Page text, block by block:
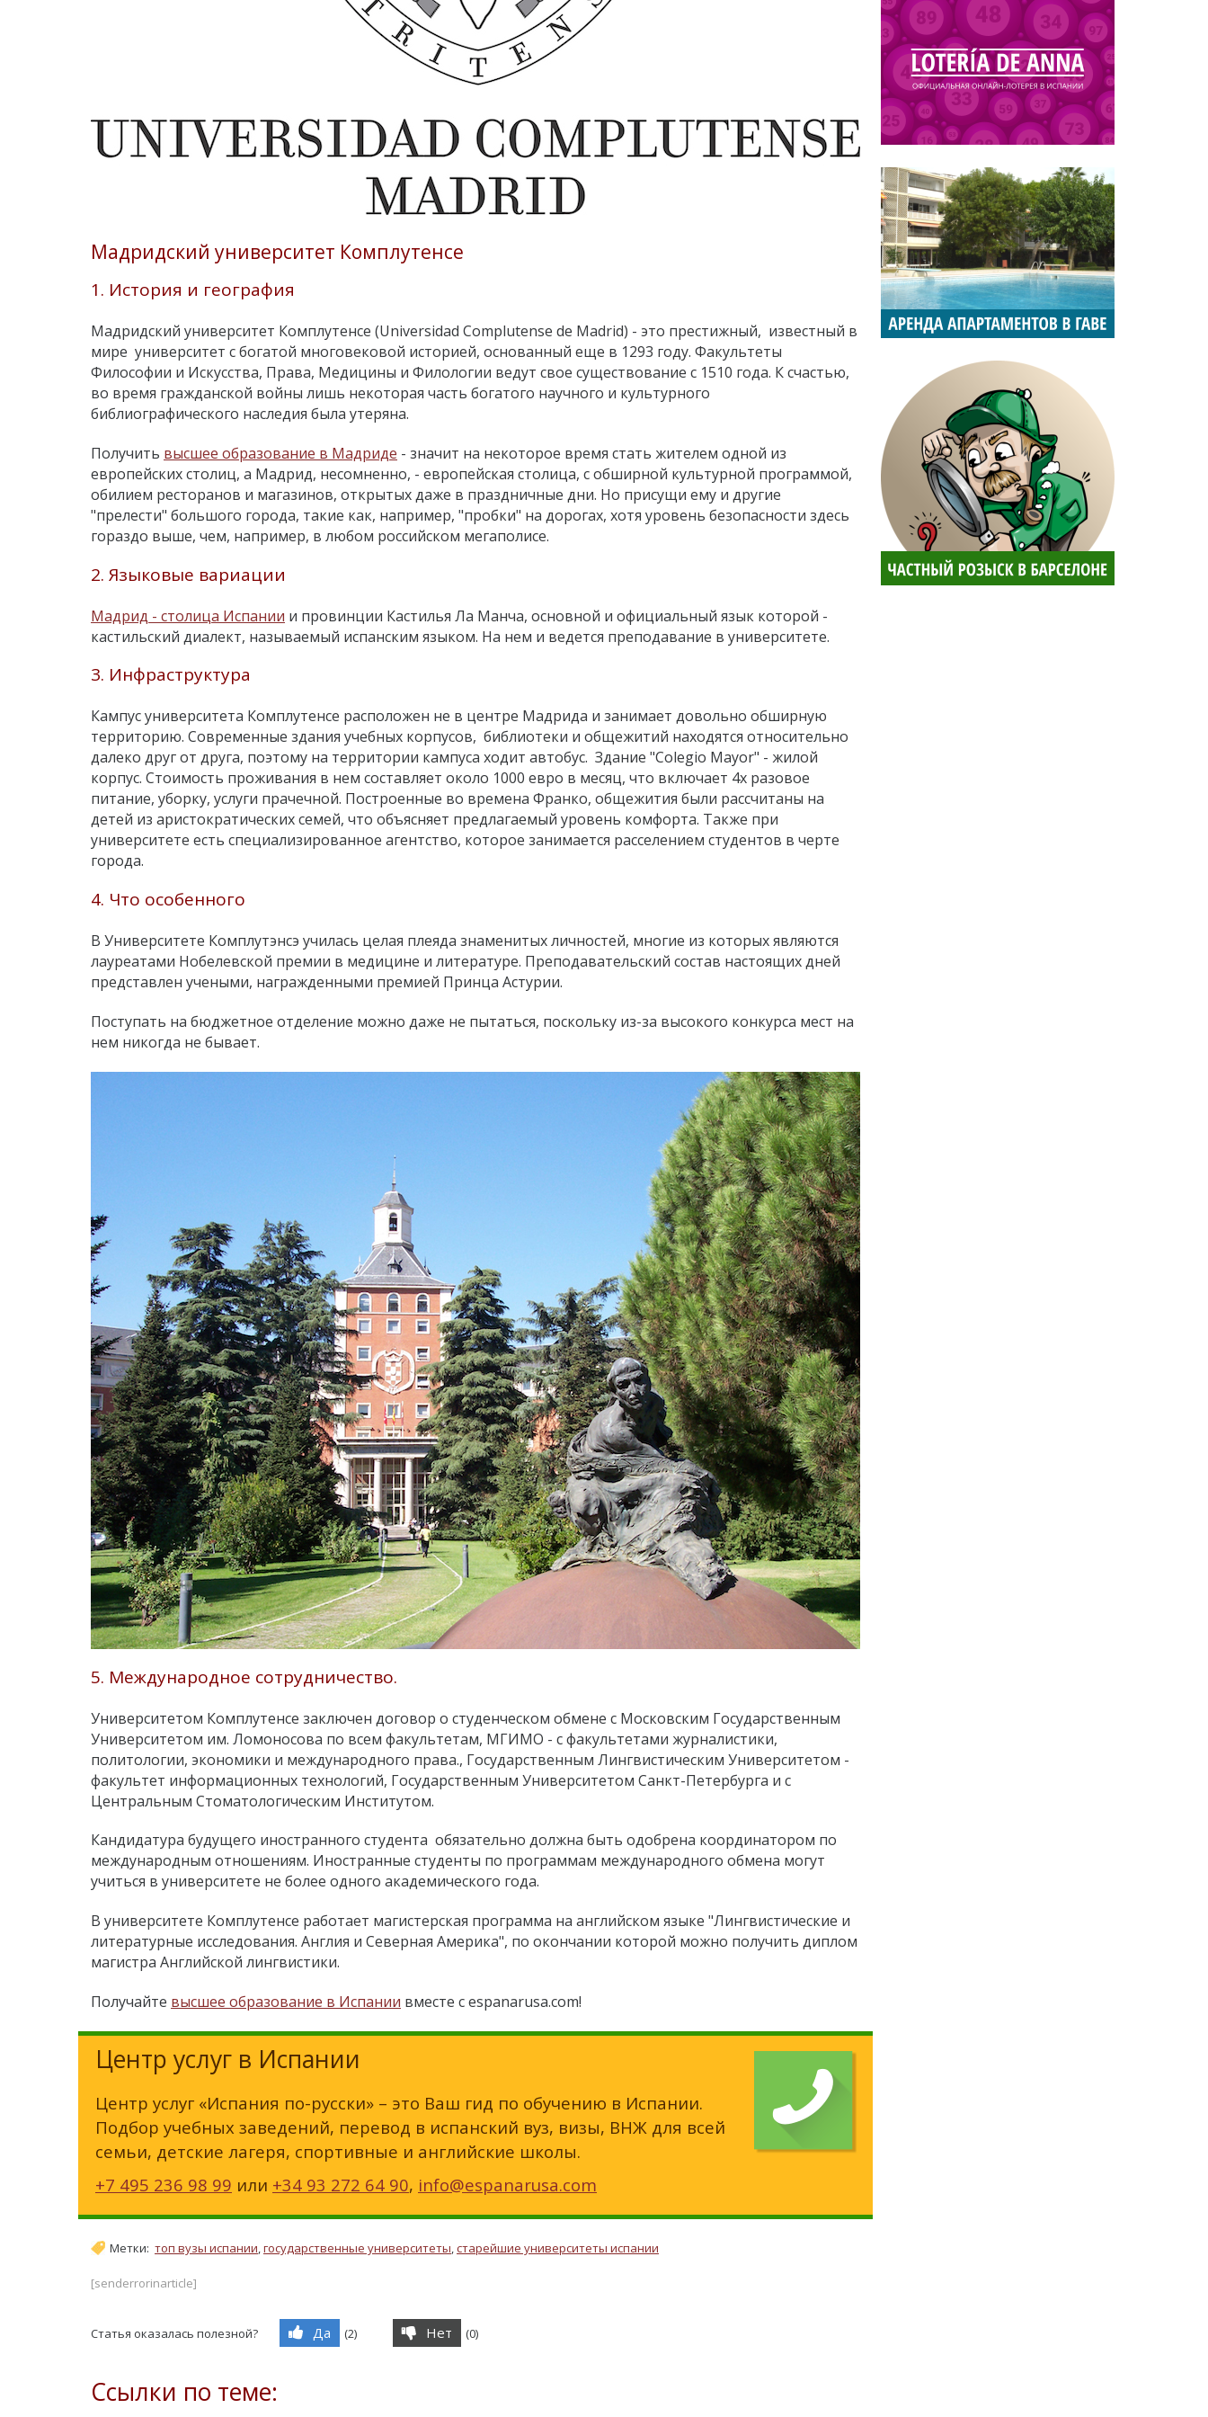
Мадридский университет Комплутенсе
1. История и география
Мадридский университет Комплутенсе (Universidad Complutense de Madrid) - это престижный, известный в
мире университет с богатой многовековой историей, основанный еще в 1293 году. Факультеты
Философии и Искусства, Права, Медицины и Филологии ведут свое существование с 1510 года. К счастью,
во время гражданской войны лишь некоторая часть богатого научного и культурного
библиографического наследия была утеряна.
Получить высшее образование в Мадриде - значит на некоторое время стать жителем одной из
европейских столиц, а Мадрид, несомненно, - европейская столица, с обширной культурной программой,
обилием ресторанов и магазинов, открытых даже в праздничные дни. Но присущи ему и другие
"прелести" большого города, такие как, например, "пробки" на дорогах, хотя уровень безопасности здесь
гораздо выше, чем, например, в любом российском мегаполисе.
2. Языковые вариации
Мадрид - столица Испании и провинции Кастилья Ла Манча, основной и официальный язык которой -
кастильский диалект, называемый испанским языком. На нем и ведется преподавание в университете.
3. Инфраструктура
Кампус университета Комплутенсе расположен не в центре Мадрида и занимает довольно обширную
территорию. Современные здания учебных корпусов, библиотеки и общежитий находятся относительно
далеко друг от друга, поэтому на территории кампуса ходит автобус. Здание "Colegio Mayor" - жилой
корпус. Стоимость проживания в нем составляет около 1000 евро в месяц, что включает 4х разовое
питание, уборку, услуги прачечной. Построенные во времена Франко, общежития были рассчитаны на
детей из аристократических семей, что объясняет предлагаемый уровень комфорта. Также при
университете есть специализированное агентство, которое занимается расселением студентов в черте
города.
4. Что особенного
В Университете Комплутэнсэ училась целая плеяда знаменитых личностей, многие из которых являются
лауреатами Нобелевской премии в медицине и литературе. Преподавательский состав настоящих дней
представлен учеными, награжденными премией Принца Астурии.
Поступать на бюджетное отделение можно даже не пытаться, поскольку из-за высокого конкурса мест на
нем никогда не бывает.
5. Международное сотрудничество.
Университетом Комплутенсе заключен договор о студенческом обмене с Московским Государственным
Университетом им. Ломоносова по всем факультетам, МГИМО - с факультетами журналистики,
политологии, экономики и международного права., Государственным Лингвистическим Университетом -
факультет информационных технологий, Государственным Университетом Санкт-Петербурга и с
Центральным Стоматологическим Институтом.
Кандидатура будущего иностранного студента обязательно должна быть одобрена координатором по
международным отношениям. Иностранные студенты по программам международного обмена могут
учиться в университете не более одного академического года.
В университете Комплутенсе работает магистерская программа на английском языке "Лингвистические и
литературные исследования. Англия и Северная Америка", по окончании которой можно получить диплом
магистра Английской лингвистики.
Получайте высшее образование в Испании вместе с espanarusa.com!
Центр услуг в Испании
Центр услуг «Испания по-русски» – это Ваш гид по обучению в Испании.
Подбор учебных заведений, перевод в испанский вуз, визы, ВНЖ для всей
семьи, детские лагеря, спортивные и английские школы.
+7 495 236 98 99 или +34 93 272 64 90, info@espanarusa.com
Метки: топ вузы испании,государственные университеты,старейшие университеты испании
[senderrorinarticle]
Статья оказалась полезной? Да (2) Нет (0)
Ссылки по теме: